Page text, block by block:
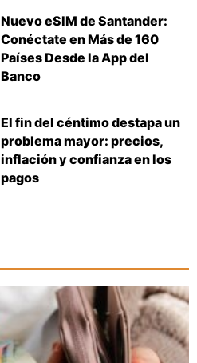
Nuevo eSIM de Santander:
Conéctate en Más de 160
Países Desde la App del
Banco
El fin del céntimo destapa un
problema mayor: precios,
inflación y confianza en los
pagos